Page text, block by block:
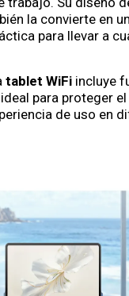
la convierte en
para llevar a
tablet WiFi incluye
para proteger
de uso en